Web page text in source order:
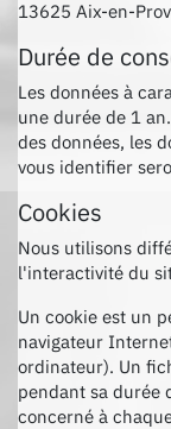
13625 Aix-en-
Durée de
Les données à
une durée de 1
des données, les
vous identifier
Cookies
Nous utilisons
l'interactivité du
Un cookie est un
navigateur
ordinateur). Un
pendant sa durée
concerné à